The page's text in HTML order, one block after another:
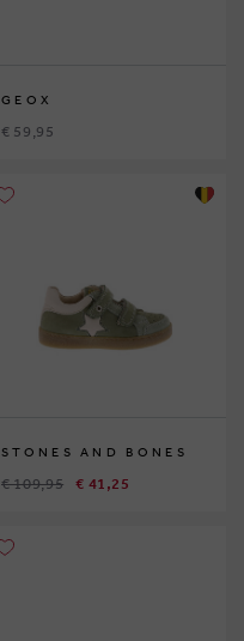
GEOX
€ 59,95
STONES AND BONES
€ 109,95 € 41,25